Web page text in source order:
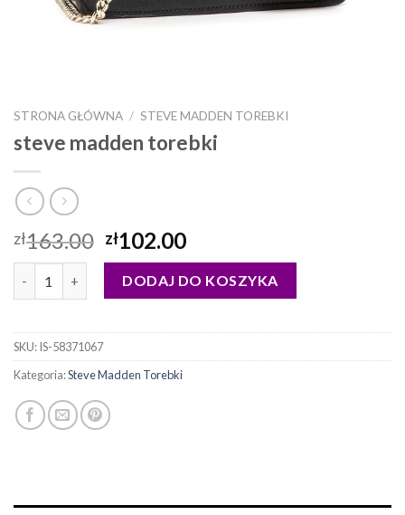
STRONA GŁÓWNA / STEVE MADDEN TOREBKI
steve madden torebki
zł163.00 zł102.00
ilość steve madden torebkiDODAJ DO KOSZYKA
SKU:IS-58371067
Kategoria:Steve Madden Torebki